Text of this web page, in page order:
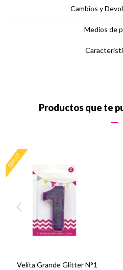
Cambios y
Medios de
Productos que te
Velita Grande Glitter N°1